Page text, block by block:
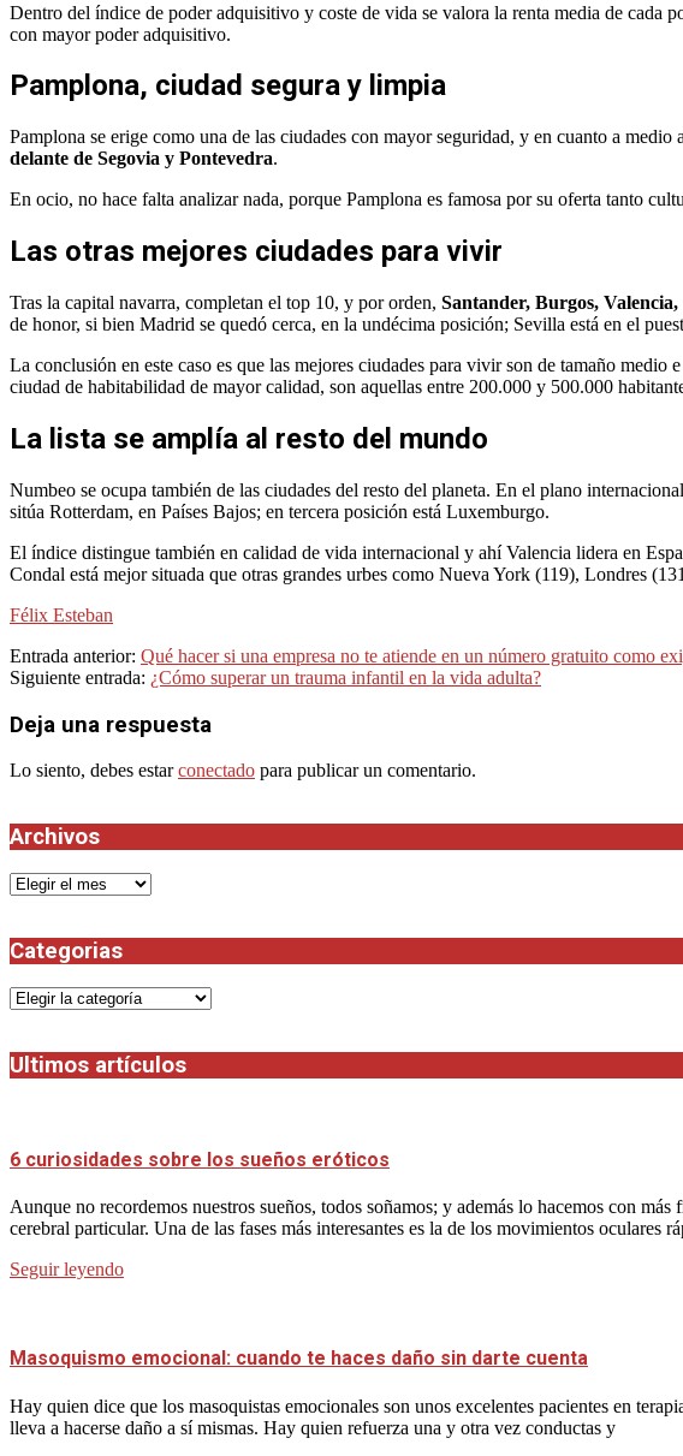
Dentro del índice de poder adquisitivo y coste de vida se valora la renta media de cada
con mayor poder adquisitivo.
Pamplona, ciudad segura y limpia
Pamplona se erige como una de las ciudades con mayor seguridad, y en cuanto a medio
delante de Segovia y Pontevedra.
En ocio, no hace falta analizar nada, porque Pamplona es famosa por su oferta tanto
Las otras mejores ciudades para vivir
Tras la capital navarra, completan el top 10, y por orden, Santander, Burgos,
de honor, si bien Madrid se quedó cerca, en la undécima posición; Sevilla está en el
La conclusión en este caso es que las mejores ciudades para vivir son de tamaño
ciudad de habitabilidad de mayor calidad, son aquellas entre 200.000 y 500.000
La lista se amplía al resto del mundo
Numbeo se ocupa también de las ciudades del resto del planeta. En el plano
sitúa Rotterdam, en Países Bajos; en tercera posición está Luxemburgo.
El índice distingue también en calidad de vida internacional y ahí Valencia lidera en
Condal está mejor situada que otras grandes urbes como Nueva York (119), Londres
Félix Esteban
2024-
04-
Entrada anterior: Qué hacer si una empresa no te atiende en un número gratuito como
Siguiente entrada: ¿Cómo superar un trauma infantil en la vida adulta?
Deja una respuesta
Lo siento, debes estarconectado para publicar un comentario.
Archivos
Archivos
Categorias
Categorias
Ultimos artículos
6 curiosidades sobre los sueños eróticos
Aunque no recordemos nuestros sueños, todos soñamos; y además lo hacemos con
cerebral particular. Una de las fases más interesantes es la de los movimientos oculares
Seguir leyendo
Masoquismo emocional: cuando te haces daño sin darte cuenta
Hay quien dice que los masoquistas emocionales son unos excelentes pacientes en
lleva a hacerse daño a sí mismas. Hay quien refuerza una y otra vez conductas y